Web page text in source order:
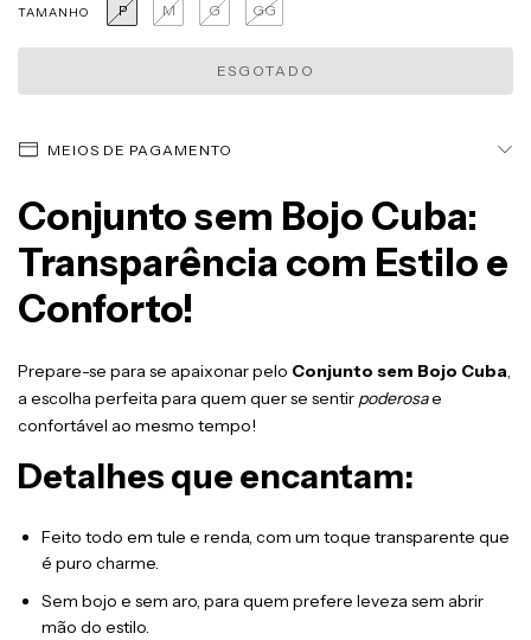
TAMANHO P M G GG
MEIOS DE PAGAMENTO
Conjunto sem Bojo Cuba:
Transparência com Estilo e
Conforto!
Prepare-se para se apaixonar pelo Conjunto sem Bojo Cuba,
a escolha perfeita para quem quer se sentir poderosae
confortável ao mesmo tempo!
Detalhes que encantam:
Feito todo em tule e renda, com um toque transparente que
é puro charme.
Sem bojo e sem aro, para quem prefere leveza sem abrir
mão do estilo.